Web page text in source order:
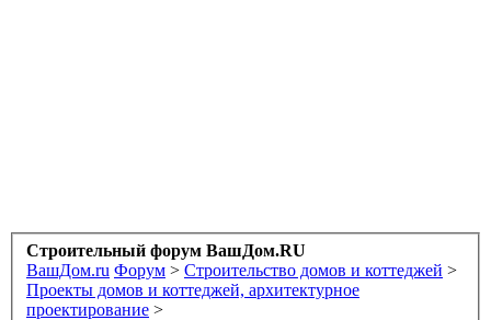
Строительный форум ВашДом.RU
ВашДом.ru Форум > Строительство домов и коттеджей >
Проекты домов и коттеджей, архитектурное
проектирование >